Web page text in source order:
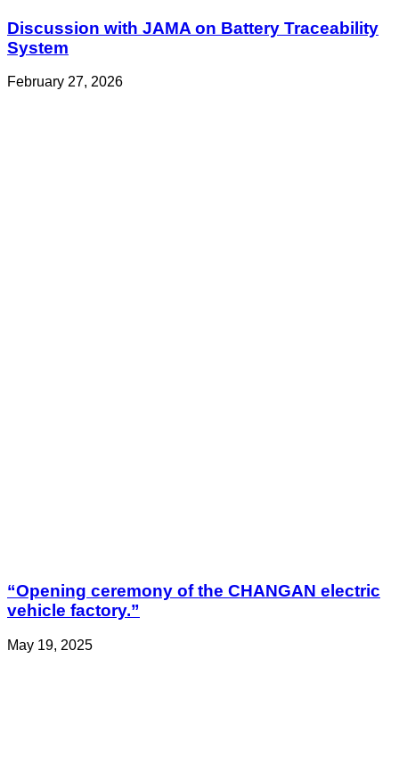
Discussion with JAMA on Battery Traceability
System
February 27, 2026
“Opening ceremony of the CHANGAN electric
vehicle factory.”
May 19, 2025